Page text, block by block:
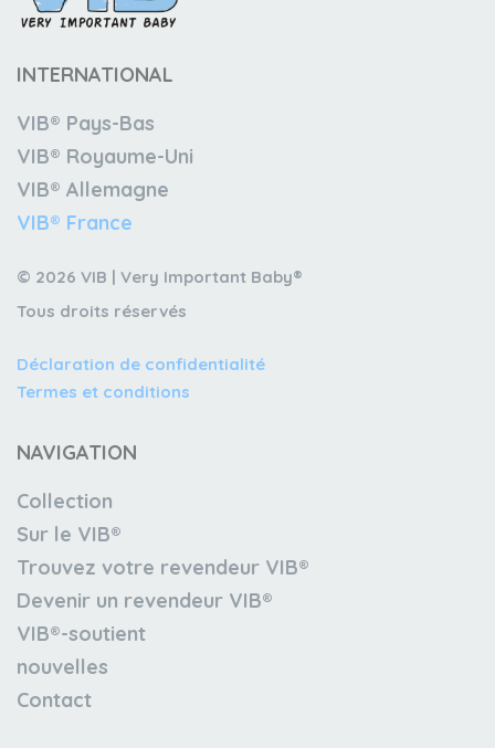
INTERNATIONAL
VIB® Pays-Bas
VIB® Royaume-Uni
VIB® Allemagne
VIB® France
© 2026 VIB | Very Important Baby®
Tous droits réservés
Déclaration de confidentialité
Termes et conditions
NAVIGATION
Collection
Sur le VIB®
Trouvez votre revendeur VIB®
Devenir un revendeur VIB®
VIB®-soutient
nouvelles
Contact